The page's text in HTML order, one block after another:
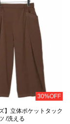
30%OFF
】立体ポケットタック
/洗える